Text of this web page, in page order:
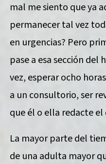
mal me siento que ya
permanecer tal vez
en urgencias? Pero
pase a esa sección
vez, esperar ocho
a un consultorio, ser
que él o ella redacte
La mayor parte del
de una adulta mayor